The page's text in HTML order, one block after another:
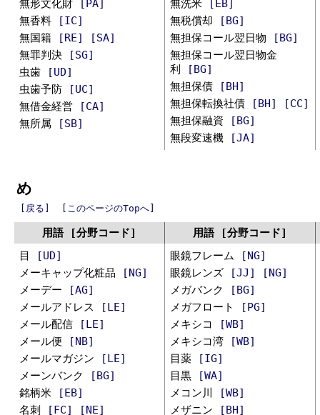
無形文化財
[PA]
無香料
[IC]
無国籍
[RE]
[SA]
無罪判決
[SG]
虫歯
[UD]
虫歯予防
[UC]
無借金経営
[CA]
無所属
[SB]
無洗米
[EB]
無税償却
[BG]
無担保コール翌日物
[BG]
無担保コール翌日物金
利
[BG]
無担保債
[BH]
無担保転換社債
[BH]
[CC]
無担保融資
[BG]
無段変速機
[JA]
め
[戻る] [このページのTopへ]
用語 [分野コード]
用語 [分野コード]
目
[UD]
メーキャップ化粧品
[NG]
メーデー
[AG]
メールアドレス
[LE]
メール配信
[LE]
メール便
[NB]
メールマガジン
[LE]
メーンバンク
[BG]
銘柄米
[EB]
名刺
[FC]
[NE]
眼鏡フレーム
[NG]
眼鏡レンズ
[JJ]
[NG]
メガバンク
[BG]
メガフロート
[PG]
メキシコ
[WB]
メキシコ湾
[WB]
目薬
[IG]
目黒
[WA]
メコン川
[WB]
メザニン
[BH]